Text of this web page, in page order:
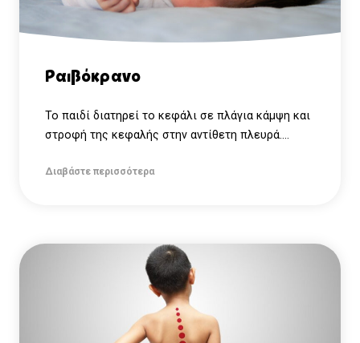
Ραιβόκρανο
Το παιδί διατηρεί το κεφάλι σε πλάγια κάμψη και
στροφή της κεφαλής στην αντίθετη πλευρά....
Διαβάστε περισσότερα